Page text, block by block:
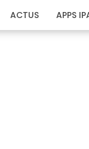
ACTUS APPS